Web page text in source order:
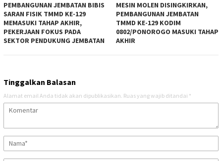
PEMBANGUNAN JEMBATAN BIBIS
SARAN FISIK TMMD KE-129
MEMASUKI TAHAP AKHIR,
PEKERJAAN FOKUS PADA
SEKTOR PENDUKUNG JEMBATAN
MESIN MOLEN DISINGKIRKAN,
PEMBANGUNAN JEMBATAN
TMMD KE-129 KODIM
0802/PONOROGO MASUKI TAHAP
AKHIR
Tinggalkan Balasan
Alamat email Anda tidak akan dipublikasikan. Ruas yang wajib ditandai *